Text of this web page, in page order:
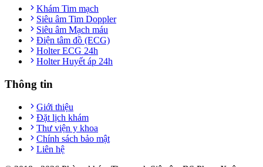
Khám Tim mạch
Siêu âm Tim Doppler
Siêu âm Mạch máu
Điện tâm đồ (ECG)
Holter ECG 24h
Holter Huyết áp 24h
Thông tin
Giới thiệu
Đặt lịch khám
Thư viện y khoa
Chính sách bảo mật
Liên hệ